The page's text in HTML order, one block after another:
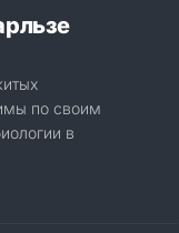
по своим
в